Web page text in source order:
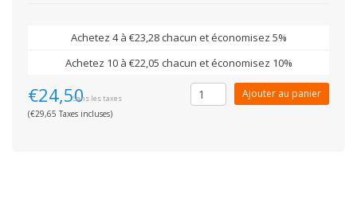
Achetez 4 à €23,28 chacun et économisez 5%
Achetez 10 à €22,05 chacun et économisez 10%
€24,50Sans les taxes
(€29,65 Taxes incluses)
Ajouter au panier